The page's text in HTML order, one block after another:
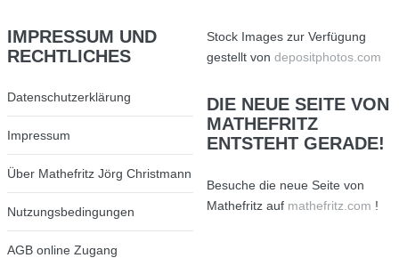
IMPRESSUM UND
RECHTLICHES
Datenschutzerklärung
Impressum
Über Mathefritz Jörg Christmann
Nutzungsbedingungen
AGB online Zugang
Stock Images zur Verfügung
gestellt von depositphotos.com
DIENEUE SEITE VON
MATHEFRITZ
ENTSTEHT GERADE!
Besuche die neue Seite von
Mathefritz auf mathefritz.com !